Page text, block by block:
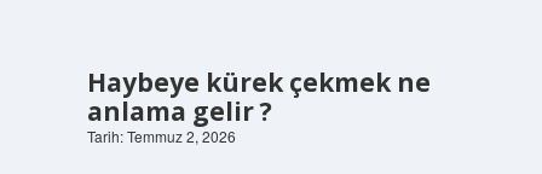
Haybeye kürek çekmek ne
anlama gelir ?
Tarih: Temmuz 2, 2026